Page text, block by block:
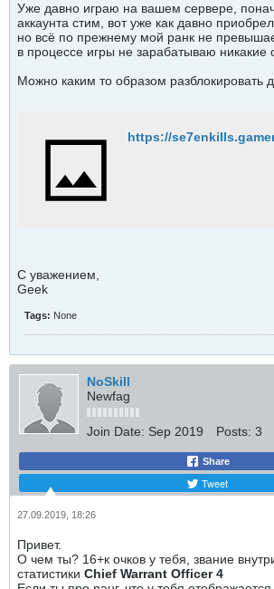
Уже давно играю на вашем сервере,
аккаунта стим, вот уже как давно
но всё по прежнему мой ранк не
в процессе игры не зарабатываю никакие
Можно каким то образом разблокировать
С уважением,
Geek
Tags: None
NoSkill
Newfag
Join Date: Sep 2019 Posts: 3
Share
Tweet
27.09.2019, 18:26
Привет.
О чем ты? 16+к очков у тебя, звание
статистики Chief Warrant Officer 4